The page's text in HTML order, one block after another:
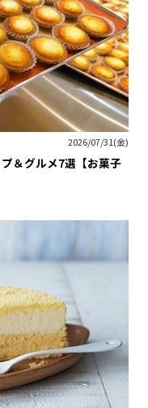
2026/07/31(金)
＆グルメ7選【お菓子